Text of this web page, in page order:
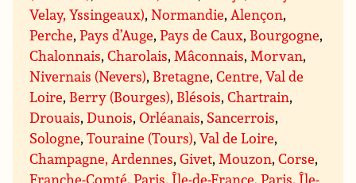
Velay, Yssingeaux),Normandie, Alençon,
Perche,Pays d’Auge,Pays de Caux, Bourgogne,
Chalonnais,Charolais, Mâconnais, Morvan,
Nivernais (Nevers), Bretagne,Centre, Val de
Loire, Berry (Bourges), Blésois,Chartrain,
Drouais,Dunois,Orléanais, Sancerrois,
Sologne,Touraine (Tours),Val de Loire,
Champagne, Ardennes,Givet, Mouzon,Corse,
Franche-Comté,Paris, Île-de-France,Paris,Île-